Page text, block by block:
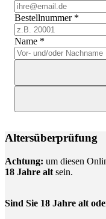
Bestellnummer *
Name *
Altersüberprüfung
Achtung: um diesen
18 Jahre alt sein.
Sind Sie 18 Jahre alt